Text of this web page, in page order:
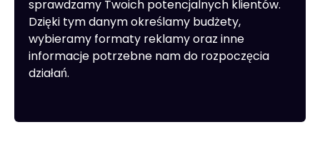
sprawdzamy Twoich potencjalnych klientów.
Dzięki tym danym określamy budżety,
wybieramy formaty reklamy oraz inne
informacje potrzebne nam do rozpoczęcia
działań.